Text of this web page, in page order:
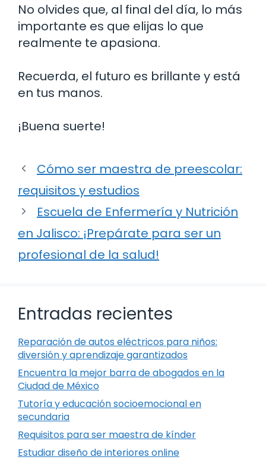
No olvides que, al final del día, lo más
importante es que elijas lo que
realmente te apasiona.
Recuerda, el futuro es brillante y está
en tus manos.
¡Buena suerte!
Cómo ser maestra de preescolar:
requisitos y estudios
Escuela de Enfermería y Nutrición
en Jalisco: ¡Prepárate para ser un
profesional de la salud!
Entradas recientes
Reparación de autos eléctricos para niños:
diversión y aprendizaje garantizados
Encuentra la mejor barra de abogados en la
Ciudad de México
Tutoría y educación socioemocional en
secundaria
Requisitos para ser maestra de kínder
Estudiar diseño de interiores online